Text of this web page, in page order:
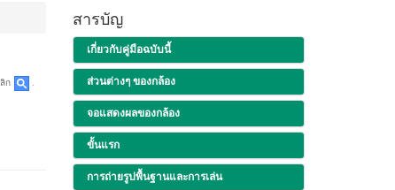
ก
สารบัญ
เกี่ยวกับคู่มือฉบับนี้
ส่วนต่างๆ ของกล้อง
จอแสดงผลของกล้อง
ขั้นแรก
การถ่ายรูปพื้นฐานและการเล่น